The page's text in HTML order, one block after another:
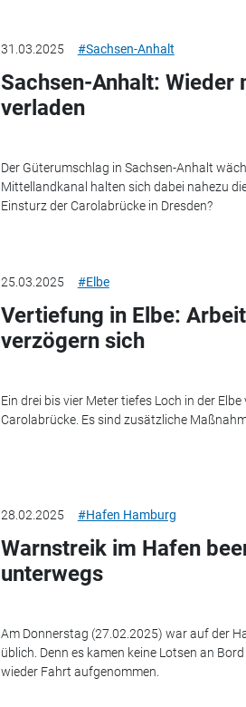
31.03.2025 #Sachsen-Anhalt
Sachsen-Anhalt: Wieder
verladen
Der Güterumschlag in Sachsen-Anhalt
Mittellandkanal halten sich dabei nahezu
Einsturz der Carolabrücke in Dresden?
25.03.2025 #Elbe
Vertiefung in Elbe:
verzögern sich
Ein drei bis vier Meter tiefes Loch in der
Carolabrücke. Es sind zusätzliche
28.02.2025 #Hafen Hamburg
Warnstreik im Hafen
unterwegs
Am Donnerstag (27.02.2025) war auf der
üblich. Denn es kamen keine Lotsen an
wieder Fahrt aufgenommen.